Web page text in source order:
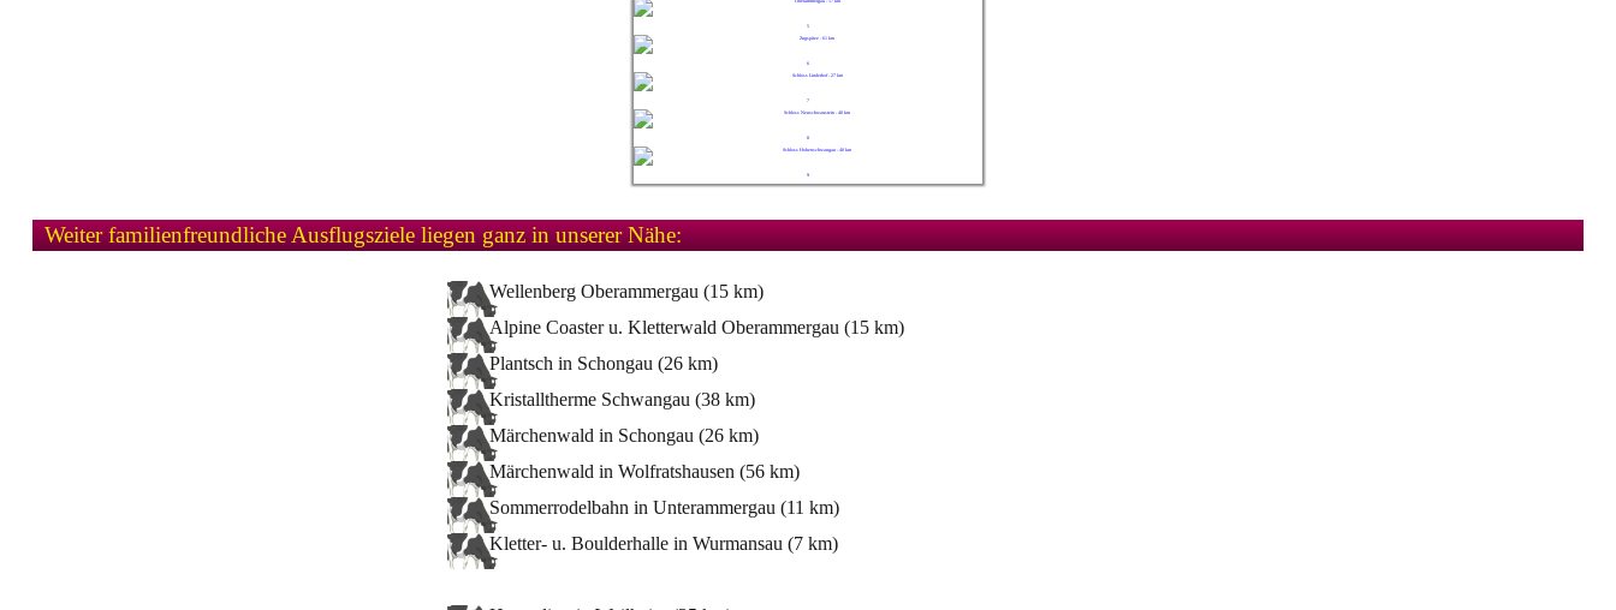
5
6
7
8
9
Weiter familienfreundliche Ausflugsziele liegen ganz in unserer Nähe:
Wellenberg Oberammergau (15 km)
Alpine Coaster u. Kletterwald Oberammergau (15 km)
Plantsch in Schongau (26 km)
Kristalltherme Schwangau (38 km)
Märchenwald in Schongau (26 km)
Märchenwald in Wolfratshausen (56 km)
Sommerrodelbahn in Unterammergau (11 km)
Kletter- u. Boulderhalle in Wurmansau (7 km)